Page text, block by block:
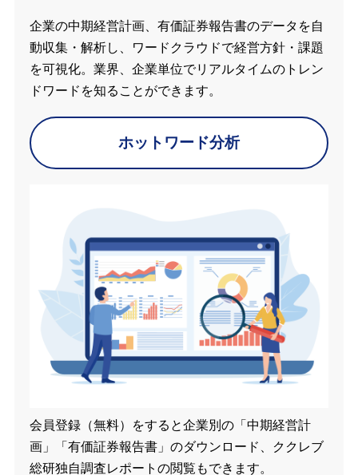
企業の中期経営計画、有価証券報告書のデータを自
動収集・解析し、ワードクラウドで経営方針・課題
を可視化。業界、企業単位でリアルタイムのトレン
ドワードを知ることができます。
ホットワード分析
会員登録（無料）をすると企業別の「中期経営計
画」「有価証券報告書」のダウンロード、ククレブ
総研独自調査レポートの閲覧もできます。